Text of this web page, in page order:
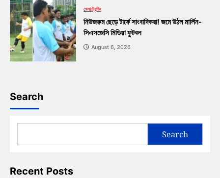
খেলাট্রেন্ডিং
নিউজরুম ছেড়ে টার্ফে সাংবাদিকরা! জমে উঠল মার্লিন-
সিএসজেসি মিডিয়া ফুটবল
August 6, 2026
Search
Search
Recent Posts